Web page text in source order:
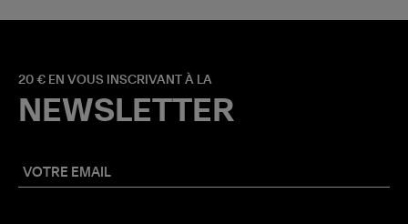
20 € EN VOUS INSCRIVANT À LA
NEWSLETTER